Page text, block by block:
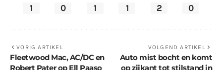
1 0 1 1 2 0
VORIG ARTIKEL
Fleetwood Mac, AC/DC en
Robert Pater op Ell Paaso
VOLGEND ARTIKEL
Auto mist bocht en komt
op zijkant tot stilstand in